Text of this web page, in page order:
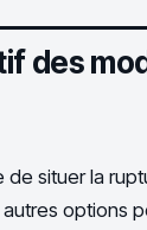
des
de situer la
options